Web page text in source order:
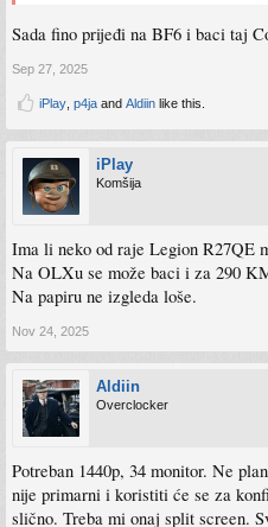
Sada fino prijeđi na BF6 i baci taj
Sep 27, 2025
iPlay p4ja and Aldiin like this.
iPlay
Komšija
Ima li neko od raje Legion R27QE
Na OLXu se može baci i za 290
Na papiru ne izgleda loše.
Nov 24, 2025
Aldiin
Overclocker
Potreban 1440p, 34 monitor. Ne
nije primarni i koristiti će se za
slično. Treba mi onaj split screen.